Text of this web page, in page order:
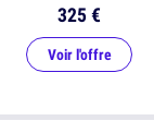
325 €
Voir l'offre